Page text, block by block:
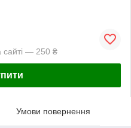
сайті — 250 ₴
Умови повернення